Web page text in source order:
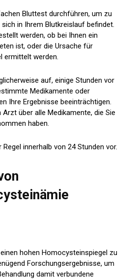
Bluttest durchführen, um zu
in Ihrem Blutkreislauf befindet.
werden, ob bei Ihnen ein
ist, oder die Ursache für
ermittelt werden.
auf, einige Stunden vor
Medikamente oder
Ihre Ergebnisse beeinträchtigen.
über alle Medikamente, die Sie
haben.
innerhalb von 24 Stunden vor.
hohen Homocysteinspiegel zu
Forschungsergebnisse, um
damit verbundene